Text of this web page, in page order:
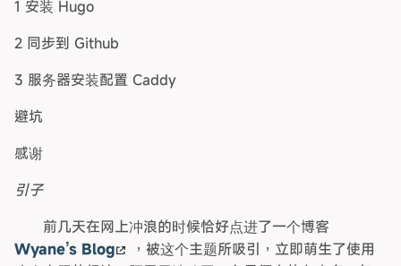
1 安装 Hugo
2 同步到 Github
3 服务器安装配置 Caddy
避坑
感谢
引子
前几天在网上冲浪的时候恰好点进了一个博客
Wyane’s Blog
，被这个主题所吸引，立即萌生了使用